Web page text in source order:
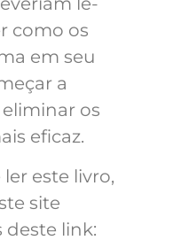
como os
em seu
a
os
eficaz.
este livro,
site
deste link: